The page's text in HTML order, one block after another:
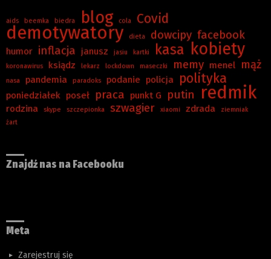
aids beemka biedra blog cola Covid
demotywatory dieta dowcipy facebook
humor inflacja janusz jasiu kartki kasa kobiety
koronawirus ksiądz lekarz lockdown maseczki memy menel mąż
nasa pandemia paradoks podanie policja polityka
poniedziałek poseł praca punkt G putin redmik
rodzina skype szczepionka szwagier xiaomi zdrada
ziemniak
żart
Znajdź nas na Facebooku
Meta
Zarejestruj się